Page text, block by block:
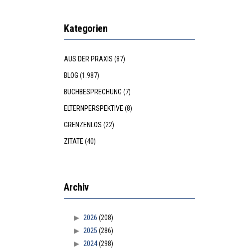
Kategorien
AUS DER PRAXIS (87)
BLOG (1.987)
BUCHBESPRECHUNG (7)
ELTERNPERSPEKTIVE(8)
GRENZENLOS (22)
ZITATE(40)
Archiv
2026 (208)
2025 (286)
2024(298)